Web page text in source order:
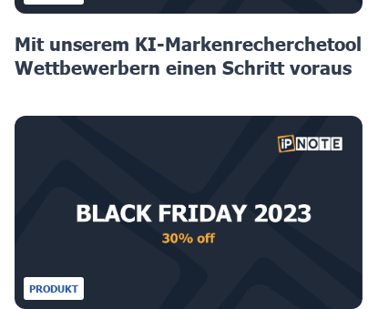
Mit unserem KI-Markenrecherchetool
Wettbewerbern einen Schritt voraus
PRODUKT